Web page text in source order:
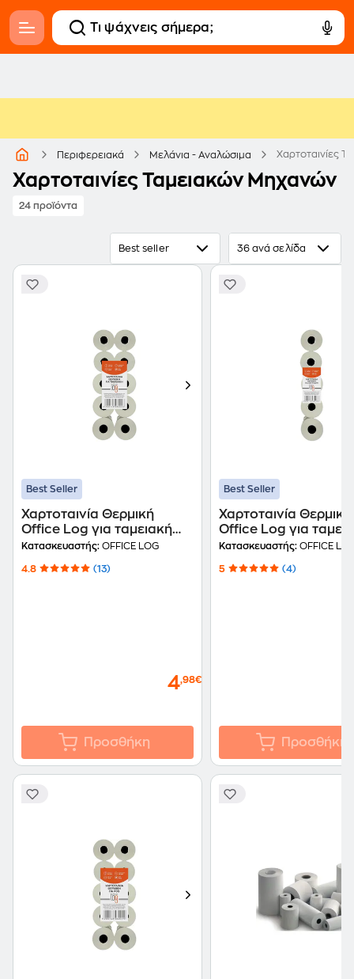
Περιφερειακά Μελάνια - Αναλώσιμα Χαρτοταινίες
Χαρτοταινίες Ταμειακών Μηχανών
24 προϊόντα
Best seller 36 ανά σελίδα
Best Seller
Χαρτοταινία Θερμική
Office Log για ταμειακή
μηχανή - 57 x 50 mm 25 m
Κατασκευαστής: OFFICE LOG
4.8 (13)
4,98€
Προσθήκη
Best Seller
Χαρτοταινία Θερμική
Office Log για
μηχανή 80 x 80 mm 65 m
Κατασκευαστής: OFFICE
5 (4)
Προσθήκη